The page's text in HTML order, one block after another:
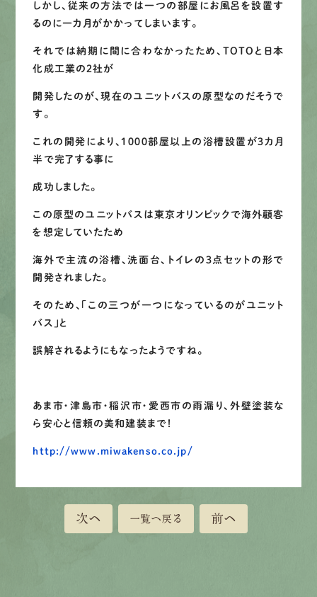
しかし、従来の方法では一つの部屋にお風呂を設置す
るのに一カ月がかかってしまいます。
それでは納期に間に合わなかったため、TOTOと日本
化成工業の２社が
開発したのが、現在のユニットバスの原型なのだそうで
す。
これの開発により、１０００部屋以上の浴槽設置が３カ月
半で完了する事に
成功しました。
この原型のユニットバスは東京オリンピックで海外顧客
を想定していたため
海外で主流の浴槽、洗面台、トイレの３点セットの形で
開発されました。
そのため、「この三つが一つになっているのがユニット
バス」と
誤解されるようにもなったようですね。
あま市・津島市・稲沢市・愛西市の雨漏り、外壁塗装な
ら安心と信頼の美和建装まで！
http://www.miwakenso.co.jp/
次へ 一覧へ戻る 前へ